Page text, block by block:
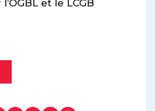
et le LCGB